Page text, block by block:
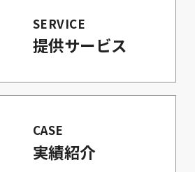
SERVICE
提供サービス
CASE
実績紹介